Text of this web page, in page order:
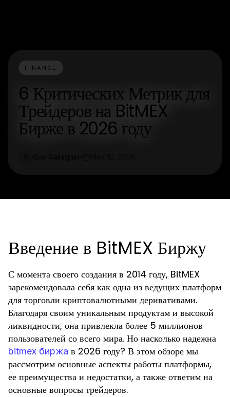
FINANCE
6 Критических Метрик для
Трейдеров на BitMEX
Бирже в 2026 году
Введение в BitMEX Биржу
С момента своего создания в 2014 году, BitMEX
зарекомендовала себя как одна из ведущих платформ
для торговли криптовалютными деривативами.
Благодаря своим уникальным продуктам и высокой
ликвидности, она привлекла более 5 миллионов
пользователей со всего мира. Но насколько надежна
bitmex биржа в 2026 году? В этом обзоре мы
рассмотрим основные аспекты работы платформы,
ее преимущества и недостатки, а также ответим на
основные вопросы трейдеров.